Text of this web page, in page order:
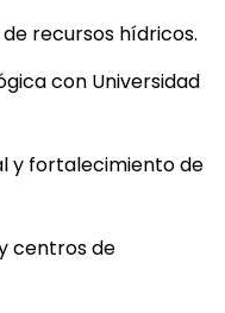
recursos hídricos.
con Universidad
y fortalecimiento de
centros de